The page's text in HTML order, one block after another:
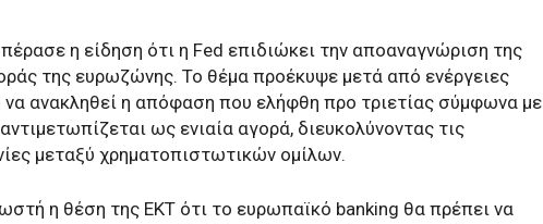
η είδηση ότι η Fed επιδιώκει την αποαναγνώριση της
της ευρωζώνης. Το θέμα προέκυψε μετά από ενέργειες
ανακληθεί η απόφαση που ελήφθη προ τριετίας σύμφωνα με
ως ενιαία αγορά, διευκολύνοντας τις
μεταξύ χρηματοπιστωτικών ομίλων.
η θέση της ΕΚΤ ότι το ευρωπαϊκό banking θα πρέπει να